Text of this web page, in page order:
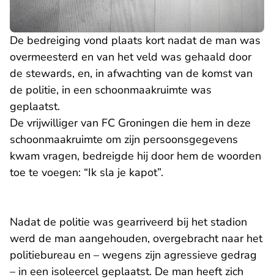
De bedreiging vond plaats kort nadat de man was
overmeesterd en van het veld was gehaald door
de stewards, en, in afwachting van de komst van
de politie, in een schoonmaakruimte was
geplaatst.
De vrijwilliger van FC Groningen die hem in deze
schoonmaakruimte om zijn persoonsgegevens
kwam vragen, bedreigde hij door hem de woorden
toe te voegen: “Ik sla je kapot”.
Nadat de politie was gearriveerd bij het stadion
werd de man aangehouden, overgebracht naar het
politiebureau en – wegens zijn agressieve gedrag
– in een isoleercel geplaatst. De man heeft zich